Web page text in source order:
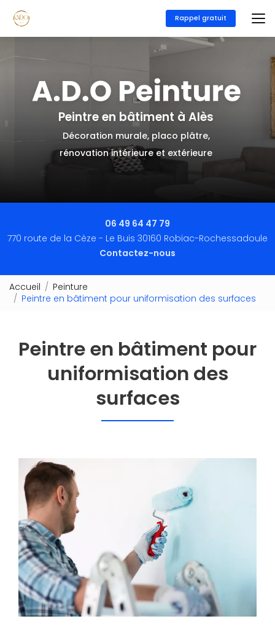
contenu
principal
Rappel gratuit
Peintre en bâtiment à Alès
Décoration murale, placo plâtre,
rénovation intérieure et extérieure
06 49 64 47 79
770 route de la Cèze - Le Buis 30160 Robiac-Rochessadoule
Contactez-nous
Accueil
Peinture
Peintre en bâtiment pour uniformisation des surfaces
Peintre en bâtiment pour
uniformisation des
surfaces